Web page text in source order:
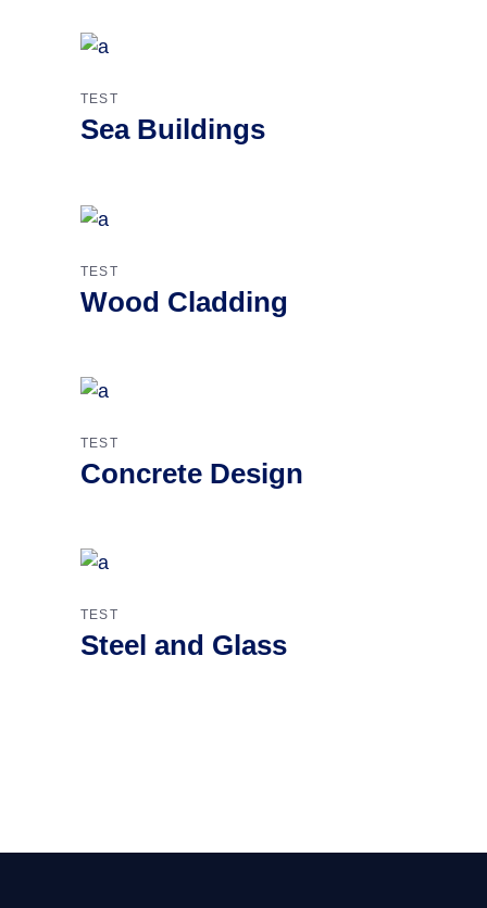
TEST
Sea Buildings
TEST
Wood Cladding
TEST
Concrete Design
TEST
Steel and Glass